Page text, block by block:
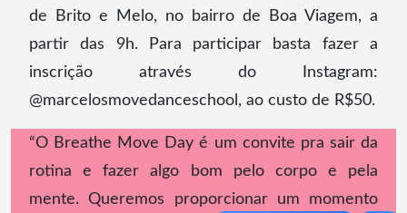
de Brito e Melo, no bairro de Boa Viagem, a
partir das 9h. Para participar basta fazer a
inscrição através do Instagram:
@marcelosmovedanceschool, ao custo de R$50.
“O Breathe Move Day é um convite pra sair da
rotina e fazer algo bom pelo corpo e pela
mente. Queremos proporcionar um momento